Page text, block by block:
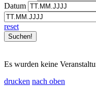
Datum
reset
Es wurden keine
drucken nach oben